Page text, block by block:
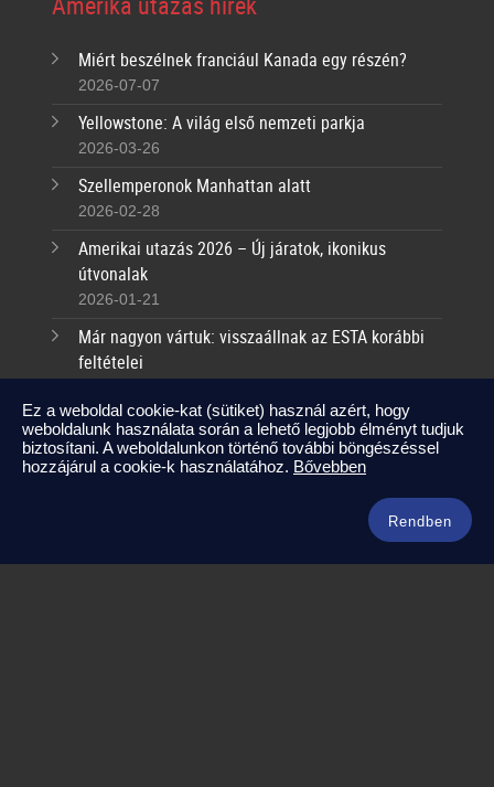
Miért beszélnek franciául Kanada egy részén?
2026-07-07
Yellowstone: A világ első nemzeti parkja
2026-03-26
Szellemperonok Manhattan alatt
2026-02-28
Amerikai utazás 2026 – Új járatok, ikonikus
útvonalak
2026-01-21
Már nagyon vártuk: visszaállnak az ESTA korábbi
feltételei
Kapcsolat
Ez a weboldal cookie-kat (sütiket) használ azért, hogy
weboldalunk használata során a lehető legjobb élményt tudjuk
biztosítani. A weboldalunkon történő további böngészéssel
hozzájárul a cookie-k használatához. Bővebben
Rendben